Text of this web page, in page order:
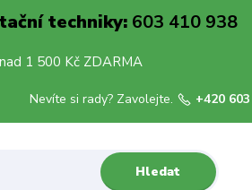
techniky:603 410 938
1 500 Kč ZDARMA
Hledat
Nevíte si rady? Zavolejte. +420